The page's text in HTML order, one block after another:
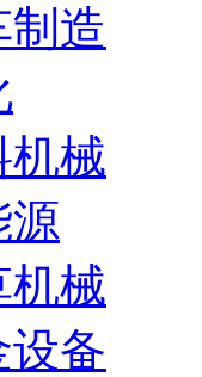
造
机械
源
机械
设备